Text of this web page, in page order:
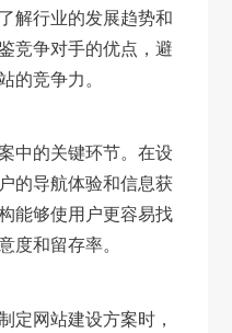
解行业的发展趋势和
竞争对手的优点，避
的竞争力。
中的关键环节。在设
的导航体验和信息获
能够使用户更容易找
度和留存率。
定网站建设方案时，